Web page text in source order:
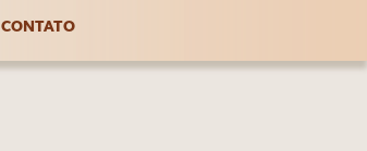
CONTATO